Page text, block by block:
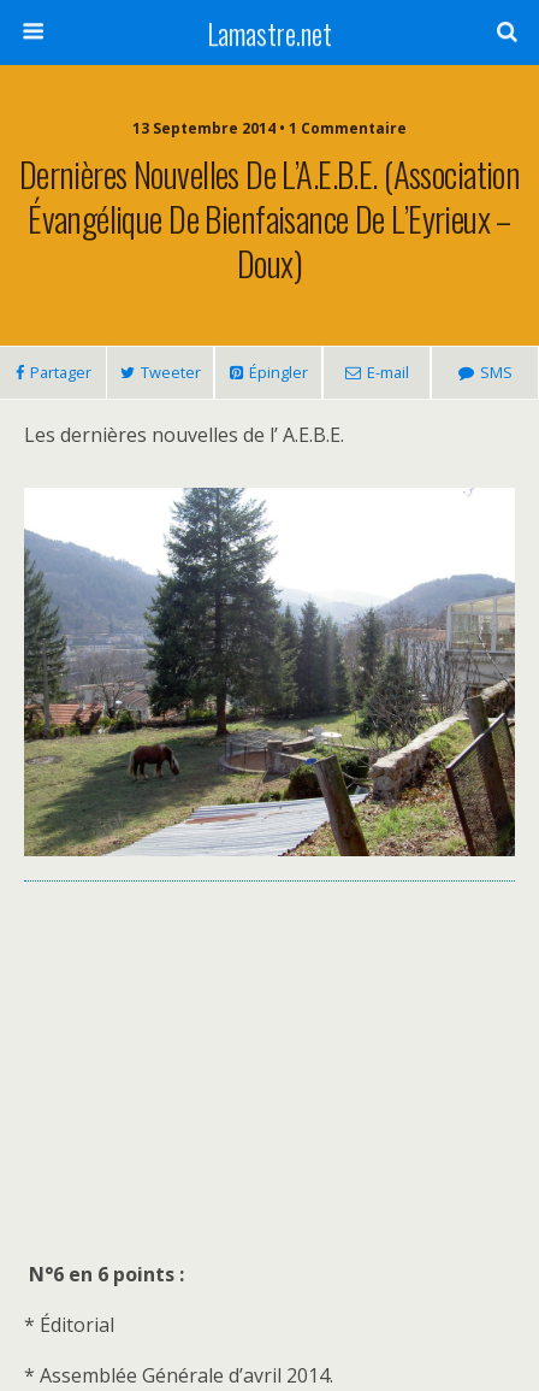
Lamastre.net
13 Septembre 2014 • 1 Commentaire
Dernières Nouvelles De L’A.E.B.E. (Association
Évangélique De Bienfaisance De L’Eyrieux –
Doux)
Partager Tweeter Épingler E-mail SMS
Les dernières nouvelles de l’ A.E.B.E.
N°6 en 6 points :
* Éditorial
* Assemblée Générale d’avril 2014.